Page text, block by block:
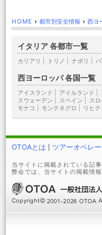
HOME › 都市別安全情報 › 西ヨ
イタリア 各都市一覧
カリアリ トリノ ナポリ
西ヨーロッパ 各国一覧
アイスランド アイルランド
スウェーデン
スペイン ス
モナコ
モンテネグロ リヒ
OTOAとは ツアーオペレ
当サイトに掲載されている記
弊会では、当サイトの掲載情